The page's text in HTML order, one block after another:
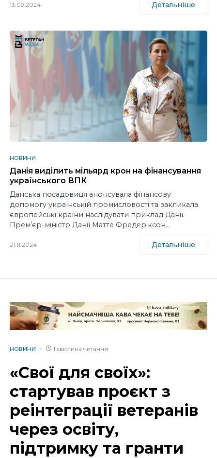
13.09.2024 Детальніше
НОВИНИ
Данія виділить мільярд крон на фінансування
українського ВПК
Данська посадовиця анонсувала фінансову
допомогу українській промисловості та закликала
європейські країни наслідувати приклад Данії.
Премʼєр-міністр Данії Матте Фредеріксон…
21.11.2024 Детальніше
НОВИНИ 1 хвилина читання
«Свої для своїх»:
стартував проєкт з
реінтеграції ветеранів
через освіту,
підтримку та гранти